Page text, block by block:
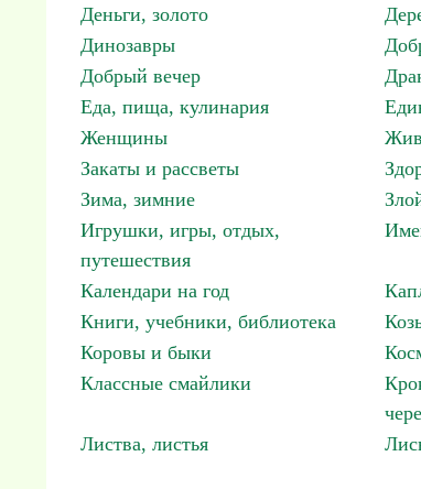
Деньги, золото
Динозавры
Добрый вечер
Еда, пища, кулинария
Женщины
Закаты и рассветы
Зима, зимние
Игрушки, игры, отдых,
путешествия
Календари на год
Книги, учебники, библиотека
Коровы и быки
Классные смайлики
Листва, листья